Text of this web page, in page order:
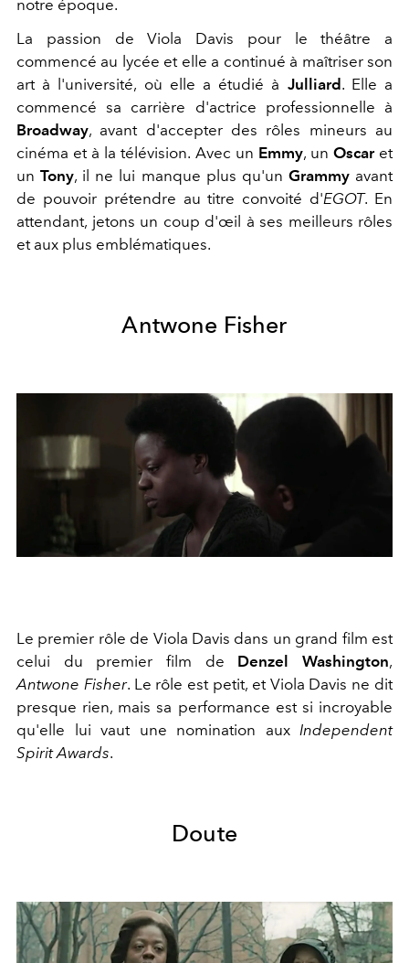
notre époque.
La passion de Viola Davis pour le théâtre a
commencé au lycée et elle a continué à maîtriser son
art à l'université, où elle a étudié à Julliard. Elle a
commencé sa carrière d'actrice professionnelle à
Broadway, avant d'accepter des rôles mineurs au
cinéma et à la télévision. Avec un Emmy, un Oscaret
unTony, il ne lui manque plus qu'un Grammyavant
de pouvoir prétendre au titre convoité d'EGOT. En
attendant, jetons un coup d'œil à ses meilleurs rôles
et aux plus emblématiques.
Antwone Fisher
Le premier rôle de Viola Davis dans un grand film est
celui du premier film de Denzel Washington,
Antwone Fisher. Le rôle est petit, et Viola Davis ne dit
presque rien, mais sa performance est si incroyable
qu'elle lui vaut une nomination aux Independent
Spirit Awards.
Doute